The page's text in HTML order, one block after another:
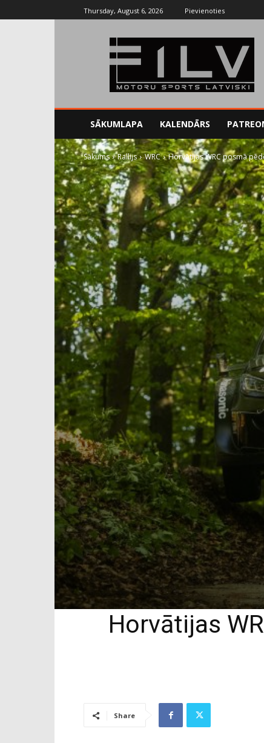
Thursday, August 6, 2026 Pievienoties
SĀKUMLAPA KALENDĀRS
Sākums Rallijs WRC Horvātijas WRC posmā
Horvātijas
Share